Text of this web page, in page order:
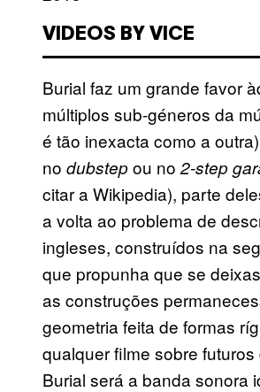
VIDEOS BY VICE
Burial faz um grande favor
múltiplos sub-géneros da
é tão inexacta como a
no dubstepou no 2-step
citar a Wikipedia), parte
a volta ao problema de
ingleses, construídos na
que propunha que se
as construções
geometria feita de formas
qualquer filme sobre
Burial será a banda sonora